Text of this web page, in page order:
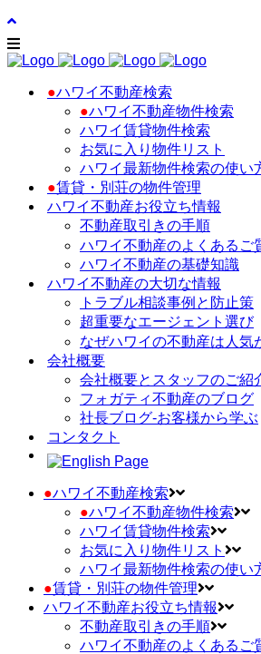
●ハワイ不動産検索
●ハワイ不動産物件検索
ハワイ賃貸物件検索
お気に入り物件リスト
ハワイ最新物件検索の使い
●賃貸・別荘の物件管理
ハワイ不動産お役立ち情報
不動産取引きの手順
ハワイ不動産のよくあるご
ハワイ不動産の基礎知識
ハワイ不動産の大切な情報
トラブル相談事例と防止策
超重要なエージェント選び
なぜハワイの不動産は人気
会社概要
会社概要とスタッフのご紹
フォガティ不動産のブログ
社長ブログ-お客様から学ぶ
コンタクト
●ハワイ不動産検索
●ハワイ不動産物件検索
ハワイ賃貸物件検索
お気に入り物件リスト
ハワイ最新物件検索の使い
●賃貸・別荘の物件管理
ハワイ不動産お役立ち情報
不動産取引きの手順
ハワイ不動産のよくあるご